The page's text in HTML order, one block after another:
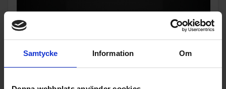
Samtycke Information Om